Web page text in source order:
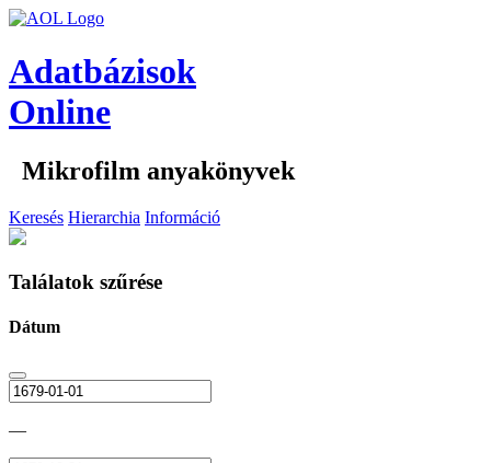
Adatbázisok
Online
Mikrofilm anyakönyvek
Keresés Hierarchia Információ
Találatok szűrése
Dátum
—